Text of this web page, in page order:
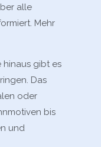
alle
Mehr
gibt es
Das
oder
bis
und